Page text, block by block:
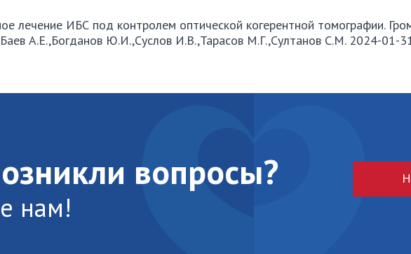
лечение ИБС под контролем оптической когерентной томографии.
А.Е.,Богданов Ю.И.,Суслов И.В.,Тарасов М.Г.,Султанов С.М. 2024-01-
вопросы?
нам!